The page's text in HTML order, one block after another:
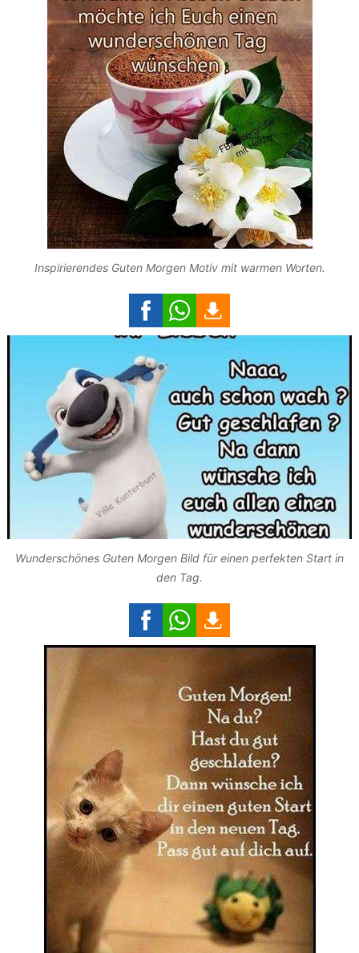
Inspirierendes Guten Morgen Motiv mit warmen Worten.
Wunderschönes Guten Morgen Bild für einen perfekten Start in
den Tag.